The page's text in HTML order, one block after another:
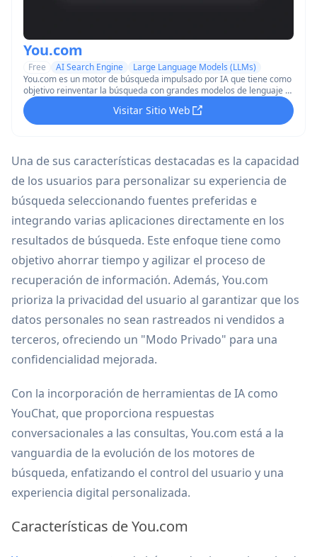
You.com
Free AI Search Engine
Large Language Models (LLMs)
You.com es un motor de búsqueda impulsado por IA que tiene como
objetivo reinventar la búsqueda con grandes modelos de lenguaje y
proporcionar resultados personalizados en tiempo real.
Visitar Sitio Web
Una de sus características destacadas es la capacidad
de los usuarios para personalizar su experiencia de
búsqueda seleccionando fuentes preferidas e
integrando varias aplicaciones directamente en los
resultados de búsqueda. Este enfoque tiene como
objetivo ahorrar tiempo y agilizar el proceso de
recuperación de información. Además, You.com
prioriza la privacidad del usuario al garantizar que los
datos personales no sean rastreados ni vendidos a
terceros, ofreciendo un "Modo Privado" para una
confidencialidad mejorada.
Con la incorporación de herramientas de IA como
YouChat, que proporciona respuestas
conversacionales a las consultas, You.com está a la
vanguardia de la evolución de los motores de
búsqueda, enfatizando el control del usuario y una
experiencia digital personalizada.
Características de You.com